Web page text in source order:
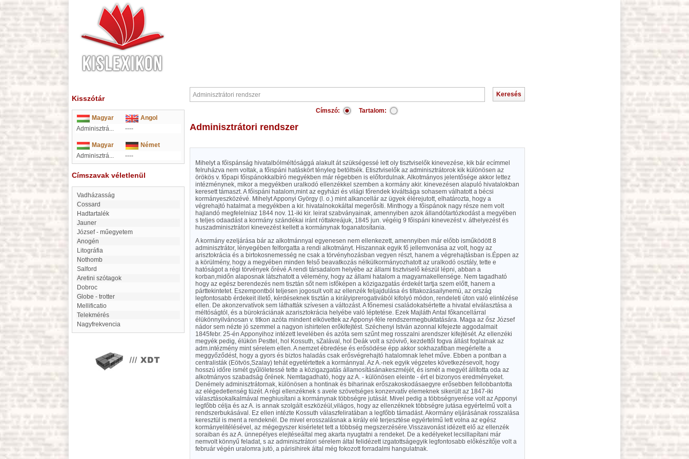
Kisszótár
Magyar
Angol
Adminisztrá...
----
Magyar
Német
Adminisztrá...
----
Címszavak véletlenül
Vadházasság
Cossard
Hadtartalék
Jauner
József - műegyetem
Anogén
litográfia
Nothomb
Salford
Aretini szótagok
Dobroc
Globe - trotter
Mellificatio
Telekmérés
nagyfrekvencia
Címszó: Tartalom:
Adminisztrátori rendszer
Mihelyt a főispánság hivatalbólméltósággá alakult át szükségessé lett oly tisztviselők kinevezése, kik bár ecímmel
felruházva nem voltak, a főispáni hatáskört tényleg betöltsék. Etisztviselők az adminisztrátorok kik különösen az
örökös v. főpapi főispánokkalbíró megyékben már régebben is előfordulnak. Alkotmányos jelentősége akkor lettez
intézménynek, mikor a megyékben uralkodó ellenzékkel szemben a kormány akir. kinevezésen alapuló hivatalokban
keresett támaszt. A főispáni hatalom,mint az egyházi és világi főrendek kiváltsága sohasem válhatott a bécsi
kormányeszközévé. Mihelyt Apponyi György (l. o.) mint alkancellár az ügyek élérejutott, elhatározta, hogy a
végrehajtó hatalmat a megyékben a kir. hivatalnokokáltal megerősíti. Minthogy a főispánok nagy része nem volt
hajlandó megfelelniaz 1844 nov. 11-iki kir. leirat szabványainak, amennyiben azok állandótartózkodást a megyében
s teljes odaadást a kormány szándékai iránt róttakreájuk, 1845 jun. végéig 9 főispáni kinevezést v. áthelyezést és
huszadminisztrátori kinevezést kellett a kormánynak foganatosítania.
A kormány ezeljárása bár az alkotmánnyal egyenesen nem ellenkezett, amennyiben már előbb isműködött 8
adminisztrátor, lényegében felforgatta a rendi alkotmányt. Hiszannak egyik fő jellemvonása az volt, hogy az
arisztokrácia és a birtokosnemesség ne csak a törvényhozásban vegyen részt, hanem a végrehajtásban is.Éppen az
a körülmény, hogy a megyében minden felső beavatkozás nélkülkormányozhatott az uralkodó osztály, tette e
hatóságot a régi törvények őrévé.A rendi társadalom helyébe az állami tisztviselő készül lépni, abban a
korban,midőn alaposnak látszhatott a vélemény, hogy az állami hatalom a magyarnakellensége. Nem tagadható
hogy az egész berendezés nem tisztán sőt nem isfőképen a közigazgatás érdekét tartja szem előtt, hanem a
párttekintetet. Eszempontból teljesen jogosult volt az ellenzék feljajdulása és tiltakozásailynemü, az ország
legfontosabb érdekeit illető, kérdéseknek tisztán a királyiprerogativából kifolyó módon, rendeleti úton való elintézése
ellen. De akonzervatívok sem láthatták szívesen a változást. A főnemesi családokatsértette a hivatal elválasztása a
méltóságtól, és a bürokráciának azarisztokrácia helyébe való léptetése. Ezek Majláth Antal főkancellárral
élükönnyilvánosan v. titkon azóta mindent elkövettek az Apponyi-féle rendszermegbuktatására. Maga az ősz József
nádor sem nézte jó szemmel a nagyon ishirtelen erőkifejtést. Széchenyi István azonnal kifejezte aggodalmait
1845febr. 25-én Apponyihoz intézett levelében és azóta sem szűnt meg rosszalni arendszer kifejtését. Az ellenzéki
megyék pedig, élükön Pesttel, hol Kossuth, sZalával, hol Deák volt a szóvivő, kezdettől fogva állást foglalnak az
adm.intézmény mint sérelem ellen. A nemzet ébredése és erősödése épp akkor sokhazafiban megérlelte a
meggyőződést, hogy a gyors és biztos haladás csak erősvégrehajtó hatalomnak lehet műve. Ebben a pontban a
centralisták (Eötvös,Szalay) tehát egyetértettek a kormánnyal. Az A.-nek egyik végzetes következésevolt, hogy
hosszú időre ismét gyűlöletessé tette a közigazgatás államosításánakeszméjét, és ismét a megyét állította oda az
alkotmányos szabadság őrének. Nemtagadható, hogy az A. - különösen eleinte - ért el bizonyos eredményeket.
Denémely adminisztrátornak, különösen a hontinak és biharinak erőszakoskodásaegyre erősebben fellobbantotta
az elégedetlenség tüzét. A régi ellenzéknek s avele szövetséges konzervatív elemeknek sikerült az 1847-iki
választásokalkalmával meghiusítani a kormánynak többségre jutását. Mivel pedig a többségnyerése volt az Apponyi
legfőbb célja és az A. is annak szolgált eszközéül,világos, hogy az ellenzéknek többségre jutása egyértelmű volt a
rendszerbukásával. Ez ellen intézte Kossuth válaszfeliratában a legfőbb támadást. Akormány eljárásának rosszalása
keresztül is ment a rendeknél. De mivel erosszalásnak a király elé terjesztése egyértelmű lett volna az egész
kormányelitélésével, az mégegyszer kisérletet tett a többség megszerzésére.Visszavonást idézett elő az ellenzék
soraiban és az A. ünnepélyes elejtéseáltal meg akarta nyugtatni a rendeket. De a kedélyeket lecsillapítani már
nemvolt könnyű feladat, s az adminisztrátori sérelem által felidézett izgatottságegyik legfontosabb előkészítője volt a
február végén uralomra jutó, a párisihirek által még fokozott forradalmi hangulatnak.